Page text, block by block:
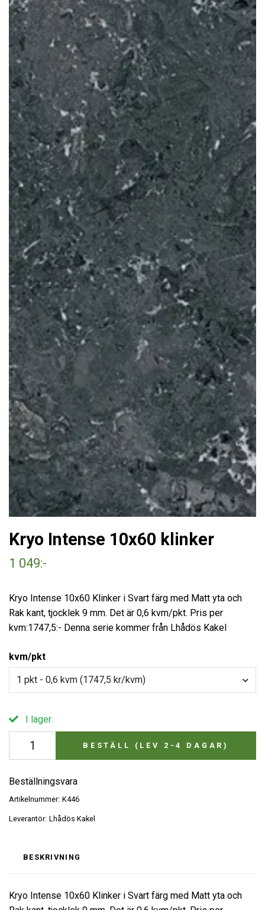
Kryo Intense 10x60 klinker
1 049:-
Kryo Intense 10x60 Klinker i Svart färg med Matt yta och
Rak kant, tjocklek 9 mm. Det är 0,6 kvm/pkt. Pris per
kvm:1747,5:- Denna serie kommer från Lhådös Kakel
kvm/pkt
1 pkt - 0,6 kvm (1747,5 kr/kvm)
I lager.
BESTÄLL (LEV 2-4 DAGAR)
Beställningsvara
Artikelnummer: K446
Leverantör: Lhådös Kakel
BESKRIVNING
Kryo Intense 10x60 Klinker i Svart färg med Matt yta och